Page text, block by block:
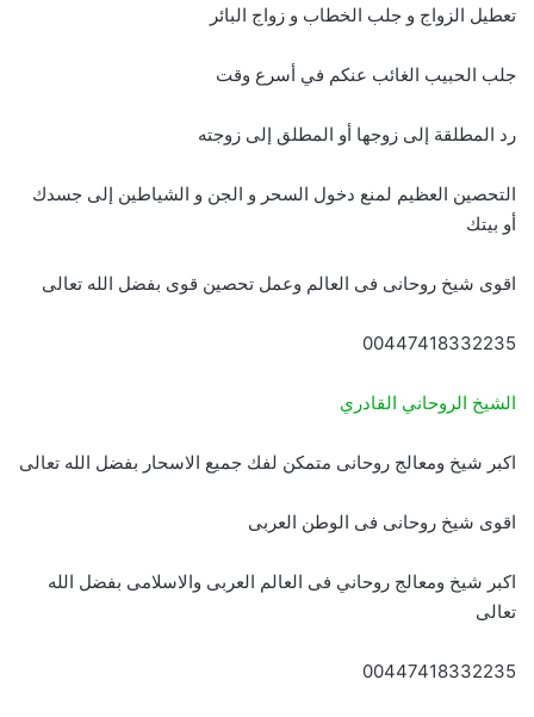
تعطيل الزواج و جلب الخطاب و زواج البائر
جلب الحبيب الغائب عنكم في أسرع وقت
رد المطلقة إلى زوجها أو المطلق إلى زوجته
التحصين العظيم لمنع دخول السحر و الجن و الشياطين إلى جسدك
أو بيتك
اقوى شيخ روحانى فى العالم وعمل تحصين قوى بفضل الله تعالى
00447418332235
الشيخ الروحاني القادري
اكبر شيخ ومعالج روحانى متمكن لفك جميع الاسحار بفضل الله تعالى
اقوى شيخ روحانى فى الوطن العربى
اكبر شيخ ومعالج روحاني فى العالم العربى والاسلامى بفضل الله
تعالى
00447418332235